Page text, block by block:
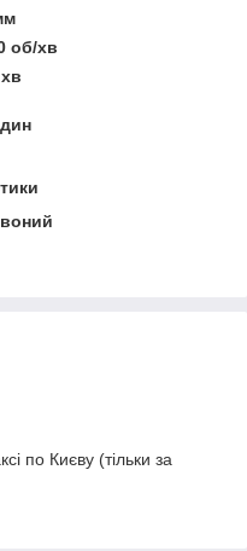
об/хв
по Києву (тільки за